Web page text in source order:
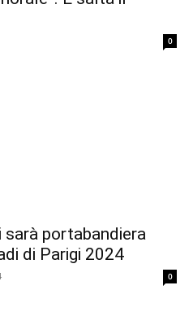
0
sarà portabandiera
di Parigi 2024
0